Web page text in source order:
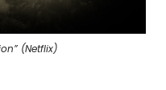
(Netflix)